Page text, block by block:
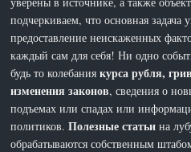
подчеркиваем, что основная
предоставление неискаженных
каждый сам для себя! Ни одно
будь то колебаниякурса рубля,
изменения законов, сведения о
подъемах или спадах или
политиков.Полезные статьи на
обрабатываются собственным